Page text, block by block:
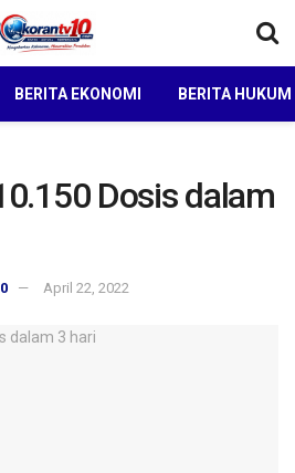
BERITA EKONOMI BERITA
Dosis dalam
April 22, 2022